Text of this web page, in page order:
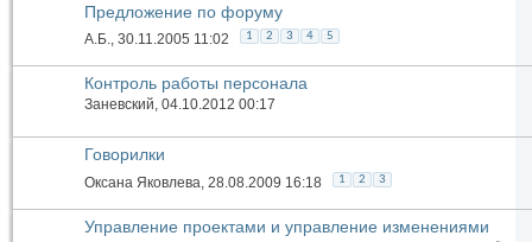
Предложение по форуму
А.Б. , 30.11.2005 11:02 1 2 3 4 5
Контроль работы персонала
Заневский, 04.10.2012 00:17
Говорилки
Оксана Яковлева , 28.08.2009 16:18 1 2 3
Управление проектами и управление изменениями